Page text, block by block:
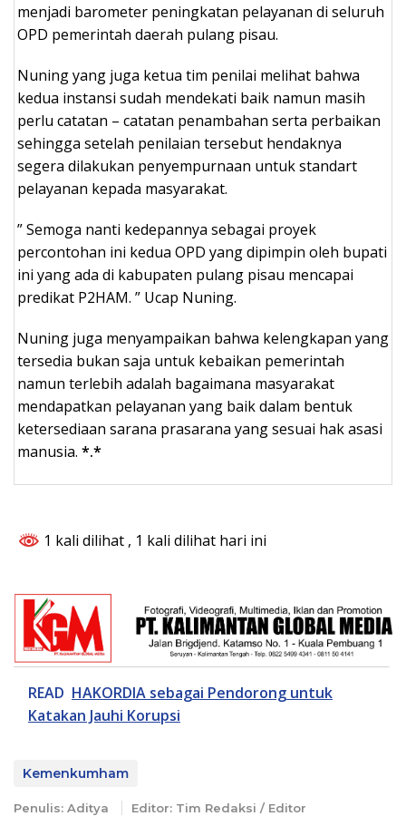
menjadi barometer peningkatan pelayanan di seluruh
OPD pemerintah daerah pulang pisau.
Nuning yang juga ketua tim penilai melihat bahwa
kedua instansi sudah mendekati baik namun masih
perlu catatan – catatan penambahan serta perbaikan
sehingga setelah penilaian tersebut hendaknya
segera dilakukan penyempurnaan untuk standart
pelayanan kepada masyarakat.
” Semoga nanti kedepannya sebagai proyek
percontohan ini kedua OPD yang dipimpin oleh bupati
ini yang ada di kabupaten pulang pisau mencapai
predikat P2HAM. ” Ucap Nuning.
Nuning juga menyampaikan bahwa kelengkapan yang
tersedia bukan saja untuk kebaikan pemerintah
namun terlebih adalah bagaimana masyarakat
mendapatkan pelayanan yang baik dalam bentuk
ketersediaan sarana prasarana yang sesuai hak asasi
manusia. *.*
1 kali dilihat , 1 kali dilihat hari ini
READ HAKORDIA sebagai Pendorong untuk
Katakan Jauhi Korupsi
Kemenkumham
Penulis: Aditya Editor: Tim Redaksi / Editor